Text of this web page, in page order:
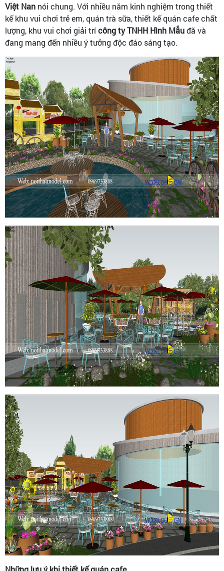
Việt Nan nói chung. Với nhiều năm kinh nghiệm trong thiết
kế khu vui chơi trẻ em, quán trà sữa, thiết kế quán cafe chất
lượng, khu vui chơi giải trícông ty TNHH Hình Mẫuđã và
đang mang đến nhiều ý tưởng độc đáo sáng tạo.